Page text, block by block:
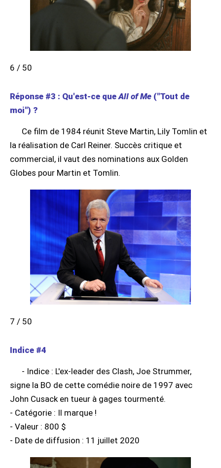
6 / 50
Réponse #3 : Qu'est-ce queAll of Me ("Tout de
moi") ?
Ce film de 1984 réunit Steve Martin, Lily Tomlin et
la réalisation de Carl Reiner. Succès critique et
commercial, il vaut des nominations aux Golden
Globes pour Martin et Tomlin.
7 / 50
Indice #4
- Indice : L'ex-leader des Clash, Joe Strummer,
signe la BO de cette comédie noire de 1997 avec
John Cusack en tueur à gages tourmenté.
- Catégorie : Il marque !
- Valeur : 800 $
- Date de diffusion : 11 juillet 2020